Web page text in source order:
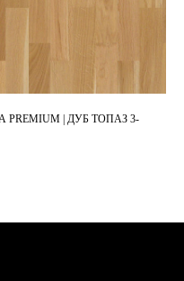
PREMIUM | ДУБ ТОПАЗ 3-